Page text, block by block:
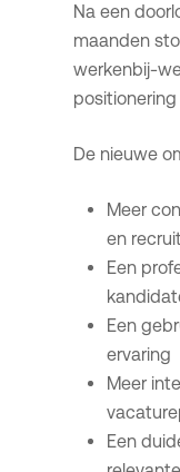
Na een
maanden
werkenbij-
De nieuwe
Meer
en
Een
Een
ervaring
Meer
Een